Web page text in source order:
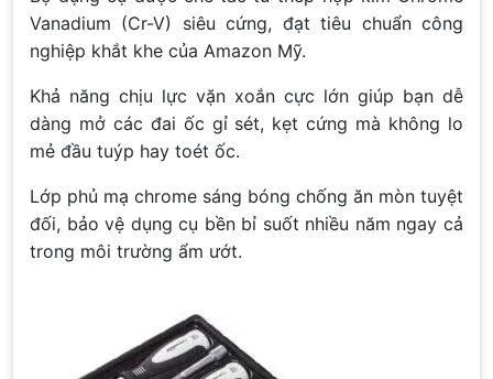
Vanadium (Cr-V) siêu cứng, đạt tiêu chuẩn công
nghiệp khắt khe của Amazon Mỹ.
Khả năng chịu lực vặn xoắn cực lớn giúp bạn dễ
dàng mở các đai ốc gỉ sét, kẹt cứng mà không lo
mẻ đầu tuýp hay toét ốc.
Lớp phủ mạ chrome sáng bóng chống ăn mòn tuyệt
đối, bảo vệ dụng cụ bền bỉ suốt nhiều năm ngay cả
trong môi trường ẩm ướt.